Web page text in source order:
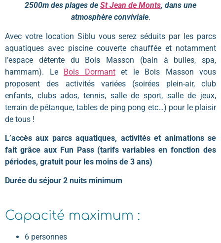
2500m des plages de St Jean de Monts, dans une
atmosphère conviviale.
Avec votre location Siblu vous serez séduits par les parcs
aquatiques avec piscine couverte chauffée et notamment
l’espace détente du Bois Masson (bain à bulles, spa,
hammam). Le Bois Dormantet le Bois Masson vous
proposent des activités variées (soirées plein-air, club
enfants, clubs ados, tennis, salle de sport, salle de jeux,
terrain de pétanque, tables de ping pong etc…) pour le plaisir
de tous !
L’accès aux parcs aquatiques, activités et animations se
fait grâce aux Fun Pass (tarifs variables en fonction des
périodes, gratuit pour les moins de 3 ans)
Durée du séjour 2 nuits minimum
Capacité maximum :
6 personnes